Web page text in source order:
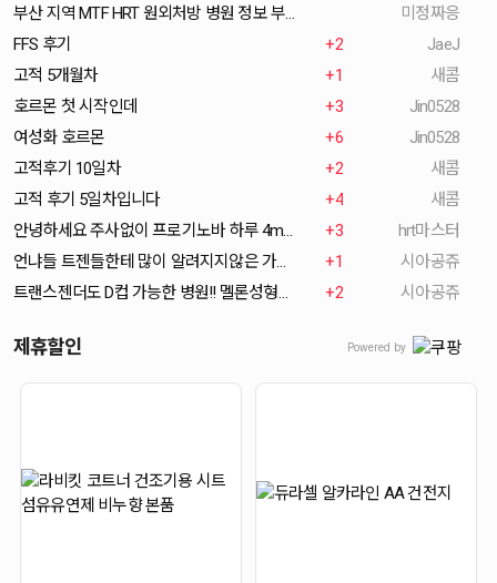
부산 지역 MTF HRT 원외처방 병원 정보 부탁드려요
미정짜응
FFS 후기
+2
JaeJ
고적 5개월차
+1
새콤
호르몬 첫 시작인데
+3
Jin0528
여성화 호르몬
+6
Jin0528
고적후기 10일차
+2
새콤
고적 후기 5일차입니다
+4
새콤
안녕하세요 주사없이 프로기노바 하루 4mg,안드로쿨50mg 복용중입니다.
+3
hrt마스터
언냐들 트젠들한테 많이 알려지지않은 가슴병원공유함!!
+1
시아공쥬
트랜스젠더도 D컵 가능한 병원!! 멜론성형외과!
+2 시아공쥬
제휴할인 Powered by